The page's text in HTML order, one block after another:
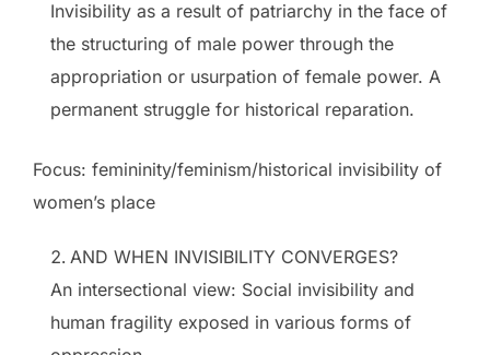
Invisibility as a result of patriarchy in the face of
the structuring of male power through the
appropriation or usurpation of female power. A
permanent struggle for historical reparation.
Focus: femininity/feminism/historical invisibility of
women’s place
AND WHEN INVISIBILITY CONVERGES?
An intersectional view: Social invisibility and
human fragility exposed in various forms of